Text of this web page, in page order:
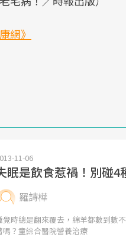
網》
11-06
眠是飲食惹禍！別碰4
羅詩樺
覺時總是翻來覆去，綿羊都數到數
嗎？童綜合醫院營養治療